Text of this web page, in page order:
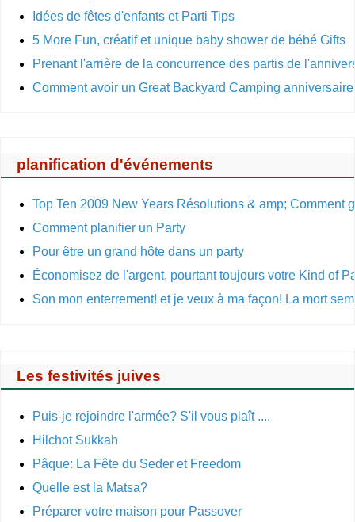
Idées de fêtes d'enfants et Parti Tips
5 More Fun, créatif et unique baby shower de bébé Gifts
Prenant l'arrière de la concurrence des partis de
Comment avoir un Great Backyard Camping
planification d'événements
Top Ten 2009 New Years Résolutions & amp; Comment
Comment planifier un Party
Pour être un grand hôte dans un party
Économisez de l'argent, pourtant toujours votre Kind of
Son mon enterrement! et je veux à ma façon! La mort
Les festivités juives
Puis-je rejoindre l'armée? S'il vous plaît ....
Hilchot Sukkah
Pâque: La Fête du Seder et Freedom
Quelle est la Matsa?
Préparer votre maison pour Passover